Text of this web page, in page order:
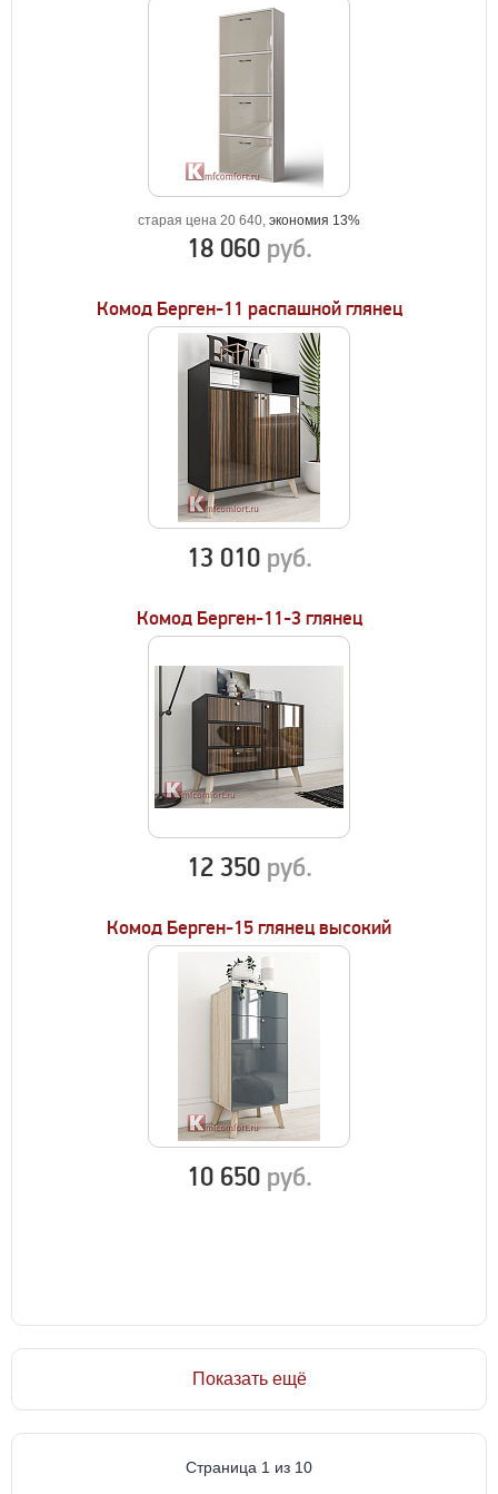
старая цена 20 640, экономия 13%
18 060 руб.
Комод Берген-11 распашной глянец
13 010 руб.
Комод Берген-11-3 глянец
12 350 руб.
Комод Берген-15 глянец высокий
10 650 руб.
Показать ещё
Страница 1 из 10